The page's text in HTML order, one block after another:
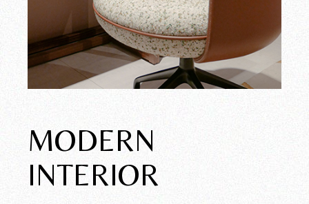
MODERN
INTERIOR